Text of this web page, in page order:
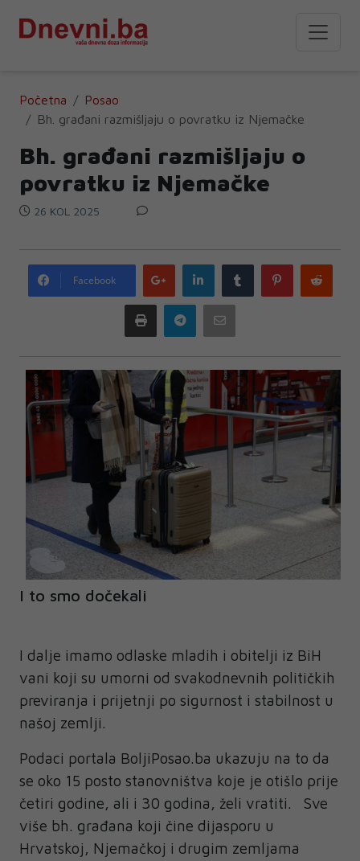
Početna
Posao
Bh. građani razmišljaju o povratku iz Njemačke
Bh. građani razmišljaju o
povratku iz Njemačke
26 KOL 2025
Facebook
Google
plus
LinkedIn Tumblr Pinterest
Print Telegram
I to smo dočekali
I dalje imamo odlaske mladih i obitelji iz BiH
vani koji su umorni od svakodnevnih političkih
previranja i prijetnji po sigurnost i stabilnost u
našoj zemlji.
Podaci portala BoljiPosao.ba ukazuju na to da
se oko 15 posto stanovništva koje je otišlo prije
četiri godine, ali i 30 godina, želi vratiti. Sve
više bh. građana koji čine dijasporu u
Hrvatskoj, Njemačkoj i drugim zemljama